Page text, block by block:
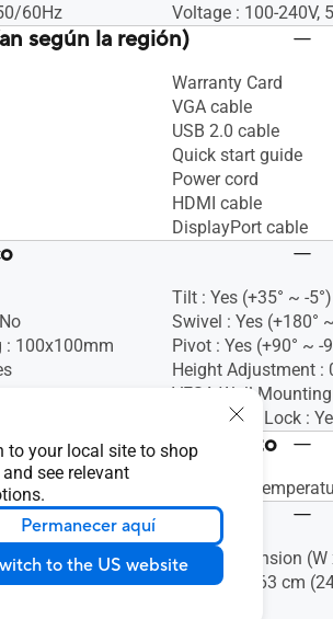
to your local site to shop
see relevant
Permanecer aquí
to the US website
60Hz
Voltage : 100-240V,
según la región)
Warranty Card
VGA cable
USB 2.0 cable
Quick start guide
Power cord
HDMI cable
DisplayPort cable
: 100x100mm
Tilt : Yes (+35° ~ -5°)
Swivel : Yes (+180°
Pivot : Yes (+90° ~ -
Height Adjustment :
VESA Wall
Kensington Lock :
de funcionamiento
Operation
H x D) : 71.46 x
x 19.12" x
Phys. Dimension
52.34 x 22.63 cm